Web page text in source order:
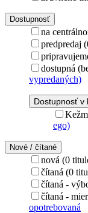
Dostupnosť
na
predpredaj
dostupná
vypredaných)
Dostupnosť v
ego)
Nové / čítané
nová (0
čítaná (0
čítaná -
čítaná -
opotrebovaná